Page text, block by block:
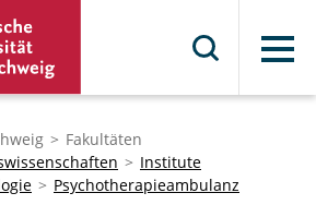
Menü
Fakultäten
Institute
Psychotherapieambulanz